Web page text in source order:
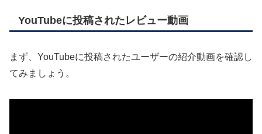
YouTubeに投稿されたレビュー動画
まず、YouTubeに投稿されたユーザーの紹介動画を確認し
てみましょう。